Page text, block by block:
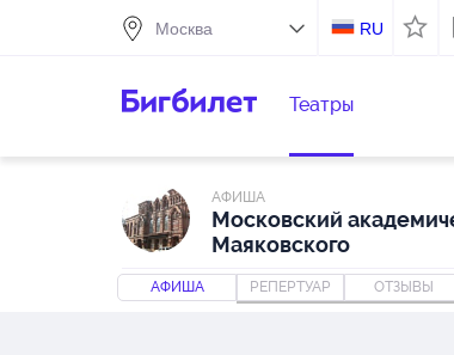
RU
Театры
АФИША
Московский
Маяковского
АФИША РЕПЕРТУАР ОТЗЫВЫ